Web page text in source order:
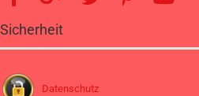
Sicherheit
Datenschutz